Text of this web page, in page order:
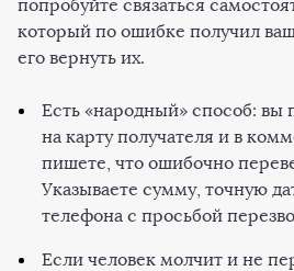
попробуйте связаться
который по ошибке получил
его вернуть их.
Есть «народный» способ: вы
на карту получателя и в
пишете, что ошибочно
Указываете сумму, точную
телефона с просьбой
Если человек молчит и не